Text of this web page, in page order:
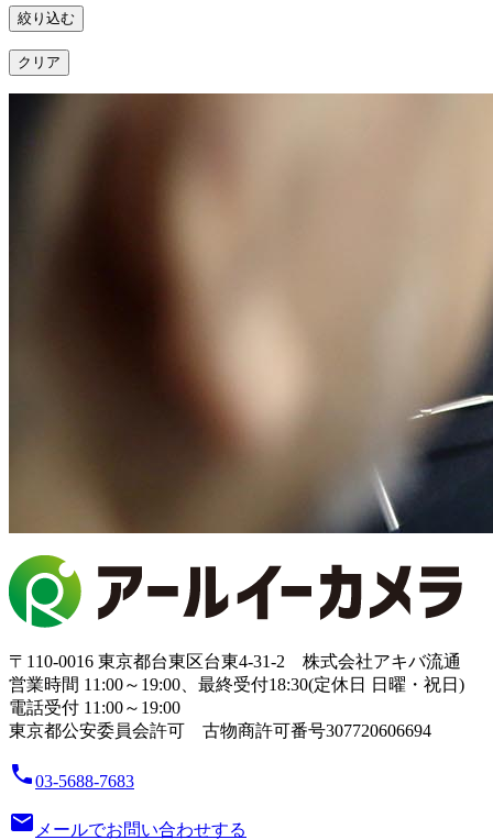
絞り込む
クリア
〒110-0016 東京都台東区台東4-31-2 株式会社アキバ流通
営業時間 11:00～19:00、最終受付18:30(定休日 日曜・祝日)
電話受付 11:00～19:00
東京都公安委員会許可 古物商許可番号307720606694
local_phone03-5688-7683
email メールでお問い合わせする